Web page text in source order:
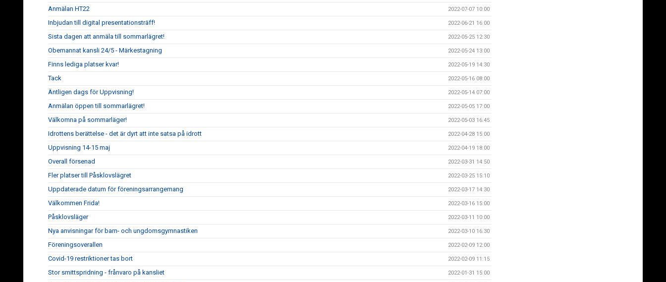
Anmälan HT22 2022-07-07 10:00
Inbjudan till digital presentationsträff! 2022-06-21 16:00
Sista dagen att anmäla till sommarlägret! 2022-05-25 12:30
Obemannat kansli 24/5 - Märkestagning 2022-05-24 13:00
Finns lediga platser kvar! 2022-05-19 14:30
Tack 2022-05-16 08:00
Äntligen dags för Uppvisning! 2022-05-14 07:00
Anmälan öppen till sommarlägret! 2022-05-05 17:00
Välkomna på sommarläger! 2022-05-03 16:45
Idrottens berättelse - det är dyrt att inte satsa på idrott 2022-04-28 15:00
Uppvisning 14-15 maj 2022-04-19 18:00
Overall försenad 2022-03-31 14:50
Fler platser till Påsklovslägret 2022-03-25 15:10
Uppdaterade datum för föreningsarrangemang 2022-03-17 14:30
Välkommen Frida! 2022-03-16 15:00
Påsklovsläger 2022-03-11 10:00
Nya anvisningar för barn- och ungdomsgymnastiken 2022-03-10 16:30
Föreningsoverallen 2022-02-09 12:00
Covid-19 restriktioner tas bort 2022-02-09 11:15
Stor smittspridning - frånvaro på kansliet 2022-01-31 15:00